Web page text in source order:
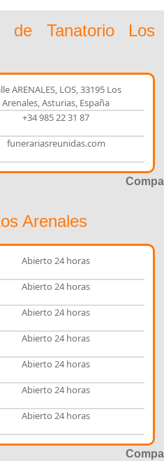
de Tanatorio Los
ARENALES, LOS, 33195 Los
Arenales, Asturias, España
+34 985 22 31 87
funerariasreunidas.com
Arenales
Abierto 24 horas
Abierto 24 horas
Abierto 24 horas
Abierto 24 horas
Abierto 24 horas
Abierto 24 horas
Abierto 24 horas